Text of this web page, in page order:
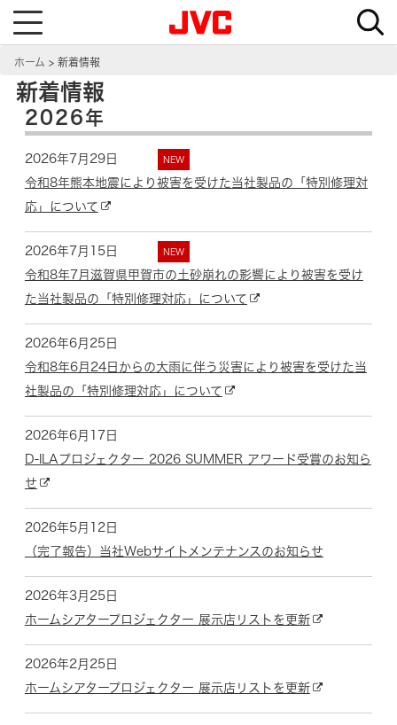
T
l
e
n
a
v
i
a
t
i
o
n
ホーム 新着情報
新着情報
2026年
2026年7月29日 NEW
令和8年熊本地震により被害を受けた当社製品の「特別修理対
応」について
2026年7月15日 NEW
令和8年7月滋賀県甲賀市の土砂崩れの影響により被害を受け
た当社製品の「特別修理対応」について
2026年6月25日
令和8年6月24日からの大雨に伴う災害により被害を受けた当
社製品の「特別修理対応」について
2026年6月17日
D-ILAプロジェクター 2026 SUMMER アワード受賞のお知ら
せ
2026年5月12日
（完了報告）当社Webサイトメンテナンスのお知らせ
2026年3月25日
ホームシアタープロジェクター 展示店リストを更新
2026年2月25日
ホームシアタープロジェクター 展示店リストを更新